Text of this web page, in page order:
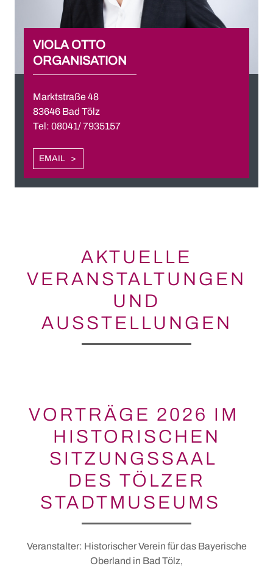
VIOLA OTTO
ORGANISATION
Marktstraße 48
83646 Bad Tölz
Tel: 08041/ 7935157
EMAIL
AKTUELLE
VERANSTALTUNGEN
UND
AUSSTELLUNGEN
VORTRÄGE 2026 IM
HISTORISCHEN
SITZUNGSSAAL
DES TÖLZER
STADTMUSEUMS
Veranstalter: Historischer Verein für das Bayerische
Oberland in Bad Tölz,